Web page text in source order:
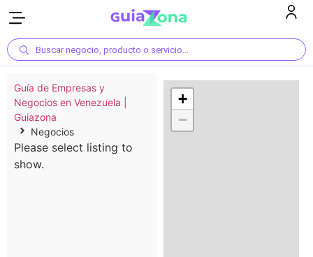
Buscar negocio, producto o servicio...
Guía de Empresas y
Negocios en Venezuela |
Guiazona
Negocios
Please select listing to
show.
+
−